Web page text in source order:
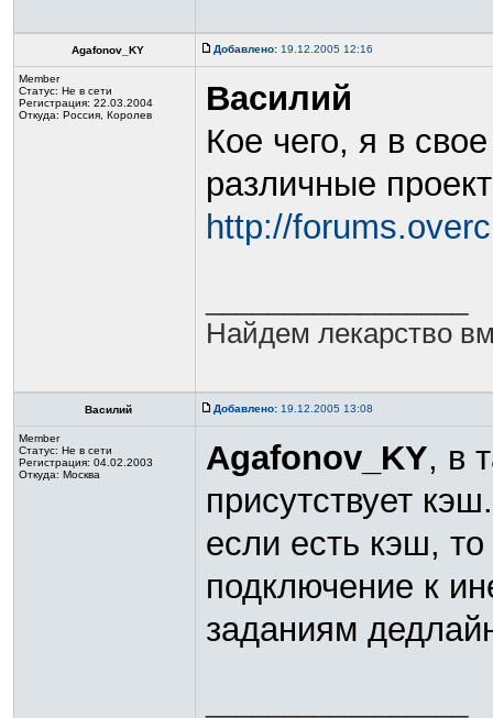
Agafonov_KY Добавлено: 19.12.2005 12:16
Member
Статус: Не в сети
Регистрация: 22.03.2004
Откуда: Россия, Королев
Василий
Кое чего, я в
различные
http://
Найдем лекарство
Василий Добавлено: 19.12.2005 13:08
Member
Статус: Не в сети
Регистрация: 04.02.2003
Откуда: Москва
Agafonov_KY, в
присутствует
если есть кэш,
подключение к
заданиям